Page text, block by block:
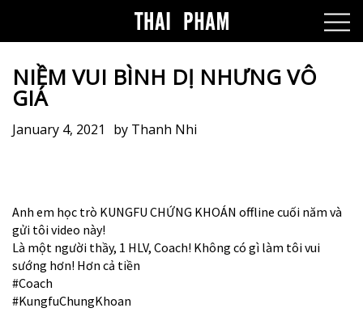
NIỀM VUI BÌNH DỊ NHƯNG VÔ
GIÁ
January 4, 2021 by Thanh Nhi
Anh em học trò KUNGFU CHỨNG KHOÁN offline cuối năm và
gửi tôi video này!
Là một người thầy, 1 HLV, Coach! Không có gì làm tôi vui
sướng hơn! Hơn cả tiền
#Coach
#KungfuChungKhoan